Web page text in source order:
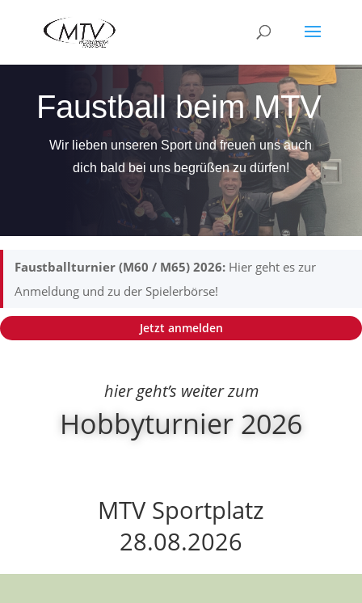
Faustball beim MTV
Wir lieben unseren Sport und freuen uns auch
dich bald bei uns begrüßen zu dürfen!
Faustballturnier (M60 / M65) 2026: Hier geht es zur
Anmeldung und zu der Spielerbörse!
Jetzt anmelden
hier geht’s weiter zum
Hobbyturnier 2026
MTV Sportplatz
28.08.2026